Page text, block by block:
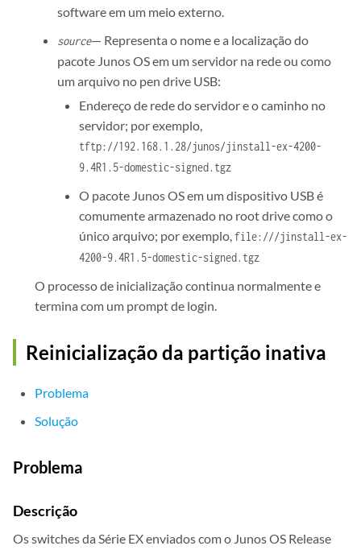
software em um meio externo.
source— Representa o nome e a localização do
pacote Junos OS em um servidor na rede ou como
um arquivo no pen drive USB:
Endereço de rede do servidor e o caminho no
servidor; por exemplo,
tftp://192.168.1.28/junos/jinstall-ex-4200-
9.4R1.5-domestic-signed.tgz
O pacote Junos OS em um dispositivo USB é
comumente armazenado no root drive como o
único arquivo; por exemplo, file:///jinstall-ex-
4200-9.4R1.5-domestic-signed.tgz
O processo de inicialização continua normalmente e
termina com um prompt de login.
Reinicialização da partição inativa
Problema
Solução
Problema
Descrição
Os switches da Série EX enviados com o Junos OS Release